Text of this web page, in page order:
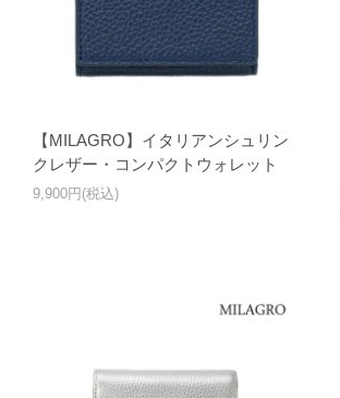
【MILAGRO】イタリアンシュリン
クレザー・コンパクトウォレット
9,900円(税込)